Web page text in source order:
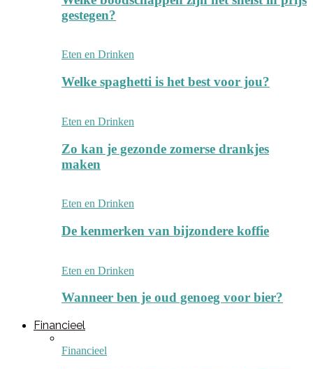
gestegen?
Eten en Drinken
Welke spaghetti is het best voor jou?
Eten en Drinken
Zo kan je gezonde zomerse drankjes
maken
Eten en Drinken
De kenmerken van bijzondere koffie
Eten en Drinken
Wanneer ben je oud genoeg voor bier?
Financieel
Financieel